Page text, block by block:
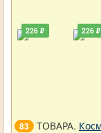
226 ₽ 226 ₽
83 ТОВАРА.